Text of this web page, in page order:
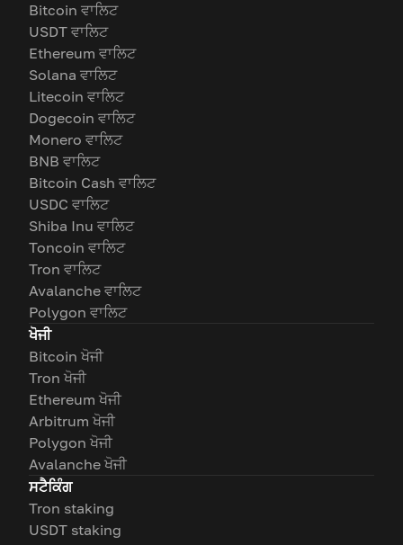
Bitcoin ਵਾਲਿਟ
USDT ਵਾਲਿਟ
Ethereum ਵਾਲਿਟ
Solana ਵਾਲਿਟ
Litecoin ਵਾਲਿਟ
Dogecoin ਵਾਲਿਟ
Monero ਵਾਲਿਟ
BNB ਵਾਲਿਟ
Bitcoin Cash ਵਾਲਿਟ
USDC ਵਾਲਿਟ
Shiba Inu ਵਾਲਿਟ
Toncoin ਵਾਲਿਟ
Tron ਵਾਲਿਟ
Avalanche ਵਾਲਿਟ
Polygon ਵਾਲਿਟ
ਖੋਜੀ
Bitcoin ਖੋਜੀ
Tron ਖੋਜੀ
Ethereum ਖੋਜੀ
Arbitrum ਖੋਜੀ
Polygon ਖੋਜੀ
Avalanche ਖੋਜੀ
ਸਟੈਕਿੰਗ
Tron staking
USDT staking